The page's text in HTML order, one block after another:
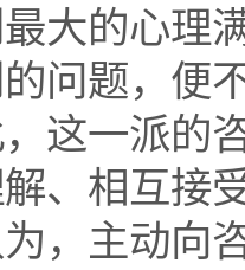
大的心理
问题，便
这一派的
、相互接
，主动向